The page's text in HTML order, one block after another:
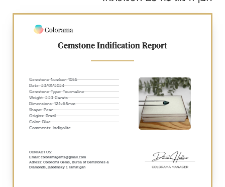
Gemstone Indification Report
Gemstone Number: 1066
Date: 23/01/2024
Gemstone Type: Tourmaline
Weight: 2.23 Carats
Dimensions: 12.1x6.5mm
Shape: Pear
Origins: Brazil
Color: Blue
Comments: Indigolite
:CONTACT US
Email: coloramagems@gmail.com
Adress: Coloroma Gems, Bursa of Gemstones &
Diamonds, jabotinsky 1 ramat gan